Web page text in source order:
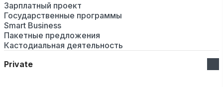
Зарплатный проект
Государственные программы
Smart Business
Пакетные предложения
Кастодиальная деятельность
Private